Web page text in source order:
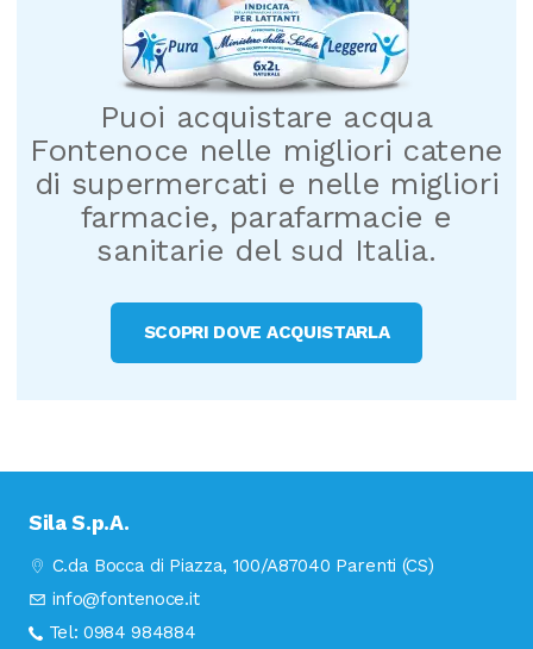
Puoi acquistare acqua
Fontenoce nelle migliori catene
di supermercati e nelle migliori
farmacie, parafarmacie e
sanitarie del sud Italia.
SCOPRI DOVE ACQUISTARLA
Sila S.p.A.
C.da Bocca di Piazza, 100/A87040 Parenti (CS)
info@fontenoce.it
Tel:0984 984884